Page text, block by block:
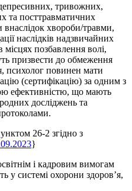
депресивних, тривожних,
та посттравматичних
внаслідок хвороби/травми,
наслідків надзвичайних
позбавлення волі,
призвести до обмеження
психолог повинен мати
(сертифікацію) за одним з
ефективністю, що мають
досліджень та
26-2 згідно з
}
і кадровим вимогам
у системі охорони здоров’я,